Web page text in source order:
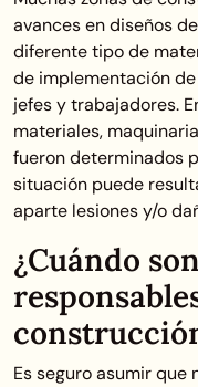
avances en diseños
diferente tipo de
de implementación
jefes y trabajadores.
materiales,
fueron determinados
situación puede
aparte lesiones y/o
¿Cuándo
Es seguro asumir que